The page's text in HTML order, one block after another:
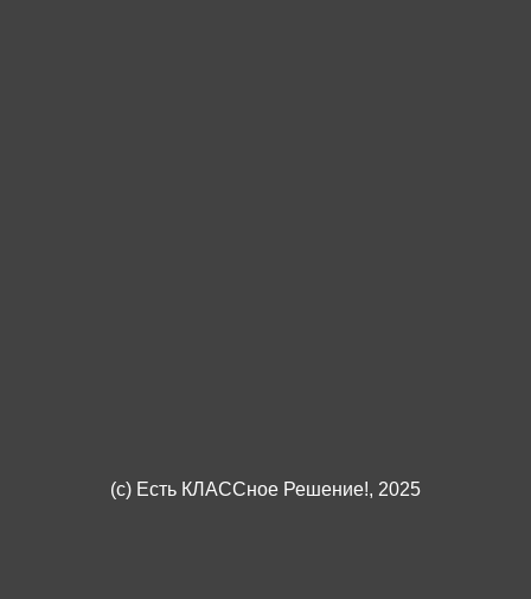
(c) Есть КЛАССное Решение!, 2025